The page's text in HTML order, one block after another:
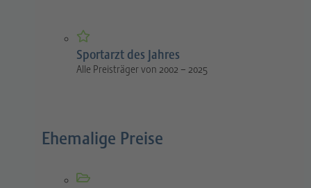
Sportarzt des Jahres
Alle Preisträger von 2002 – 2025
Ehemalige Preise